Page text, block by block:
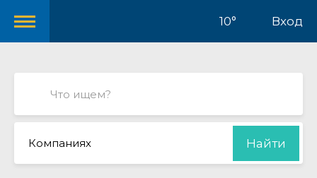
10° Вход
Компаниях Найти